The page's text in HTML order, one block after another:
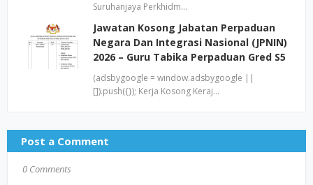
Suruhanjaya Perkhidm…
Jawatan Kosong Jabatan Perpaduan
Negara Dan Integrasi Nasional (JPNIN)
2026 – Guru Tabika Perpaduan Gred S5
(adsbygoogle = window.adsbygoogle ||
[]).push({}); Kerja Kosong Keraj…
Post a Comment
0 Comments